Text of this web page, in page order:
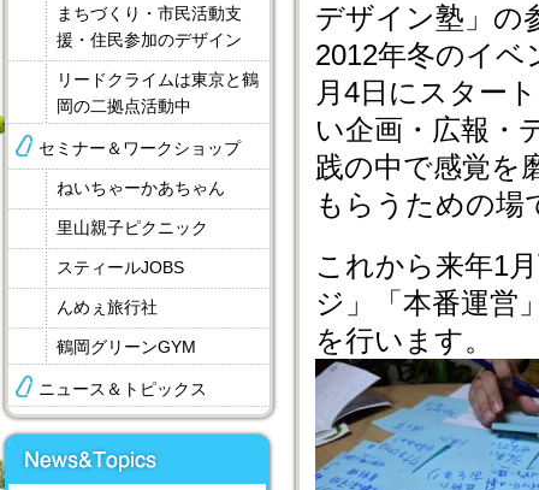
デザイン塾」の
2012年冬のイ
月4日にスター
い企画・広報・
践の中で感覚を
もらうための場
これから来年1
ジ」「本番運営
を行います。
まちづくり・市民活動支
援・住民参加のデザイン
リードクライムは東京と鶴
岡の二拠点活動中
セミナー＆ワークショップ
ねいちゃーかあちゃん
里山親子ピクニック
スティールJOBS
んめぇ旅行社
鶴岡グリーンGYM
ニュース＆トピックス